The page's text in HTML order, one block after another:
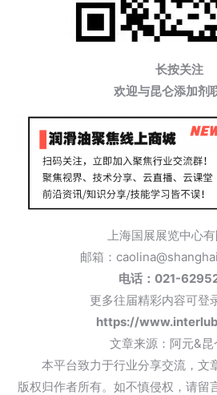
长按关注
欢迎与昆仑添加剂
上海国展展览中心
邮箱：
电话：021-
更多往届精彩内容可登
https://
文章来源：阿元&昆
本平台致力于行业分享交流，文
版权归作者所有。如不慎侵权，请留